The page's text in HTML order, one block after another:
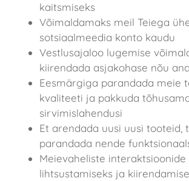
kaitsmiseks
Võimaldamaks meil Teiega
sotsiaalmeedia konto kaudu
Vestlusajaloo lugemise
kiirendada asjakohase nõu
Eesmärgiga parandada meie
kvaliteeti ja pakkuda
sirvimislahendusi
Et arendada uusi uusi tooteid,
parandada nende
Meievaheliste interaktsioonide
lihtsustamiseks ja